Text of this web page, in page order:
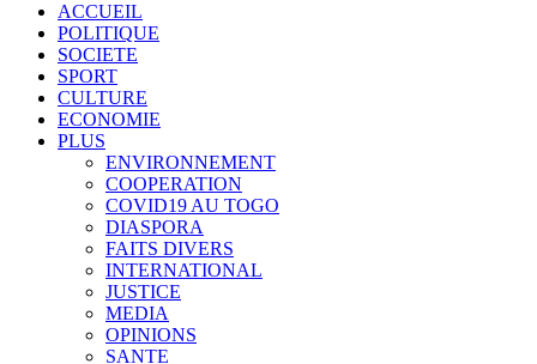
ACCUEIL
POLITIQUE
SOCIETE
SPORT
CULTURE
ECONOMIE
PLUS
ENVIRONNEMENT
COOPERATION
COVID19 AU TOGO
DIASPORA
FAITS DIVERS
INTERNATIONAL
JUSTICE
MEDIA
OPINIONS
SANTE